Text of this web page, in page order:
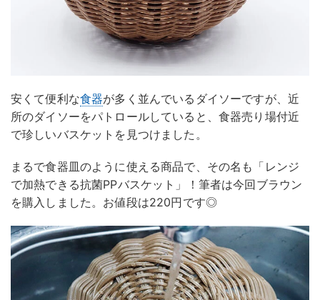
安くて便利な食器が多く並んでいるダイソーですが、近
所のダイソーをパトロールしていると、食器売り場付近
で珍しいバスケットを見つけました。
まるで食器皿のように使える商品で、その名も「レンジ
で加熱できる抗菌PPバスケット」！筆者は今回ブラウン
を購入しました。お値段は220円です◎